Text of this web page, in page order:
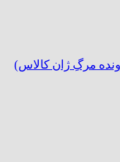
مرگِ ژان کالاس)